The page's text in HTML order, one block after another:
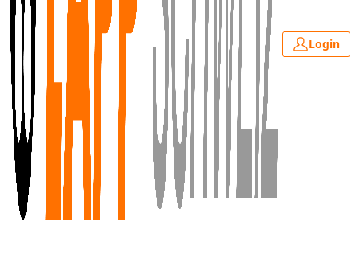
Login